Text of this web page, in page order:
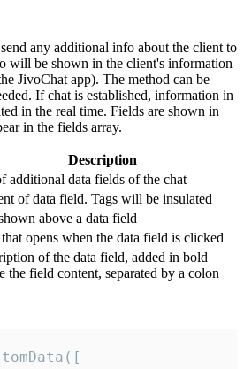
any additional info about the client to
will be shown in the client's information
JivoChat app). The method can be
If chat is established, information in
in the real time. Fields are shown in
in the fields array.
Description
additional data fields of the chat
of data field. Tags will be insulated
above a data field
opens when the data field is clicked
of the data field, added in bold
the field content, separated by a colon